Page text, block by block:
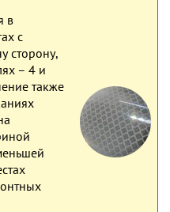
в
с
сторону,
– 4 и
также